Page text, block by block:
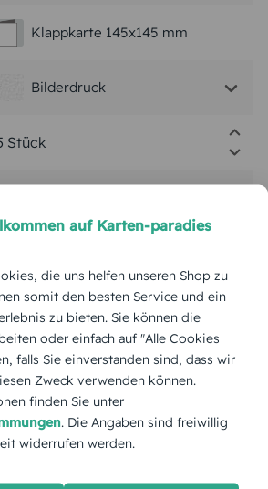
Klappkarte 145x145 mm
Bilderdruck
ist schiefgelaufen 😢
wurden informiert. Versuchen Sie es
später erneut.
Seite aktualisieren
auf Karten-paradies
die uns helfen unseren Shop zu
somit den besten Service und ein
zu bieten. Sie können die
oder einfach auf "Alle Cookies
falls Sie einverstanden sind, dass wir
Zweck verwenden können.
finden Sie unter
. Die Angaben sind freiwillig
widerrufen werden.